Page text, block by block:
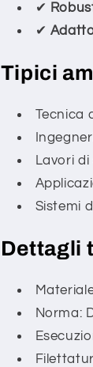
✔
✔
Tipici
Tecnica
Lavori
Sistemi
Dettagli
Norma: